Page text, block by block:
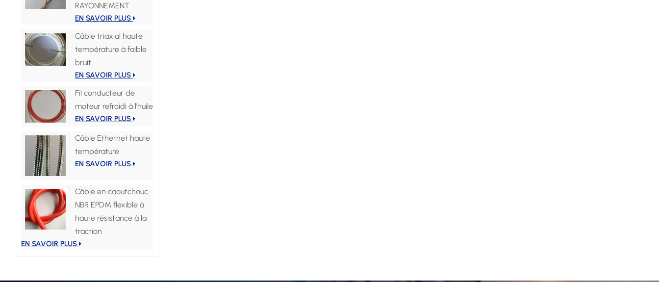
RAYONNEMENT
EN SAVOIR PLUS
Câble triaxial haute
température à faible
bruit
EN SAVOIR PLUS
Fil conducteur de
moteur refroidi à l'huile
EN SAVOIR PLUS
Câble Ethernet haute
température
EN SAVOIR PLUS
Câble en caoutchouc
NBR EPDM flexible à
haute résistance à la
traction
EN SAVOIR PLUS